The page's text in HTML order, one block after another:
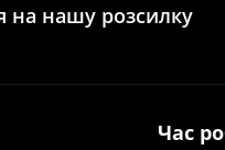
на нашу розсилку
Час